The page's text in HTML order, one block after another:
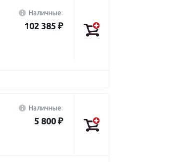
Наличные:
102 385 ₽
Наличные:
5 800 ₽